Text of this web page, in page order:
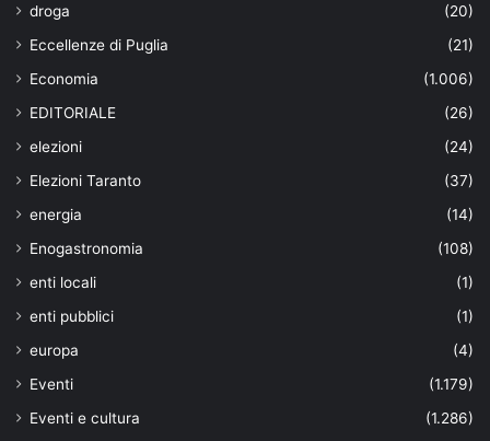
droga
(20)
Eccellenze di Puglia
(21)
Economia
(1.006)
EDITORIALE
(26)
elezioni
(24)
Elezioni Taranto
(37)
energia
(14)
Enogastronomia
(108)
enti locali
(1)
enti pubblici
(1)
europa
(4)
Eventi
(1.179)
Eventi e cultura
(1.286)